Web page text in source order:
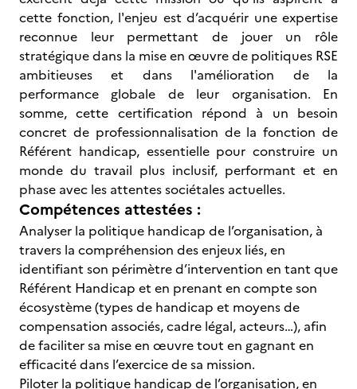
cette fonction, l'enjeu est d’acquérir une expertise
reconnue leur permettant de jouer un rôle
stratégique dans la mise en œuvre de politiques RSE
ambitieuses et dans l'amélioration de la
performance globale de leur organisation. En
somme, cette certification répond à un besoin
concret de professionnalisation de la fonction de
Référent handicap, essentielle pour construire un
monde du travail plus inclusif, performant et en
phase avec les attentes sociétales actuelles.
Compétences attestées :
Analyser la politique handicap de l’organisation, à
travers la compréhension des enjeux liés, en
identifiant son périmètre d’intervention en tant que
Référent Handicap et en prenant en compte son
écosystème (types de handicap et moyens de
compensation associés, cadre légal, acteurs…), afin
de faciliter sa mise en œuvre tout en gagnant en
efficacité dans l’exercice de sa mission.
Piloter la politique handicap de l’organisation, en